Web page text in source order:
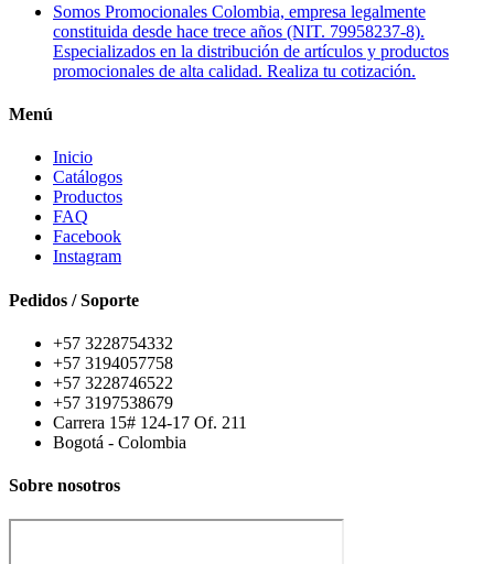
Somos Promocionales Colombia, empresa legalmente
constituida desde hace trece años (NIT. 79958237-8).
Especializados en la distribución de artículos y productos
promocionales de alta calidad. Realiza tu cotización.
Menú
Inicio
Catálogos
Productos
FAQ
Facebook
Instagram
Pedidos / Soporte
+57 3228754332
+57 3194057758
+57 3228746522
+57 3197538679
Carrera 15# 124-17 Of. 211
Bogotá - Colombia
Sobre nosotros